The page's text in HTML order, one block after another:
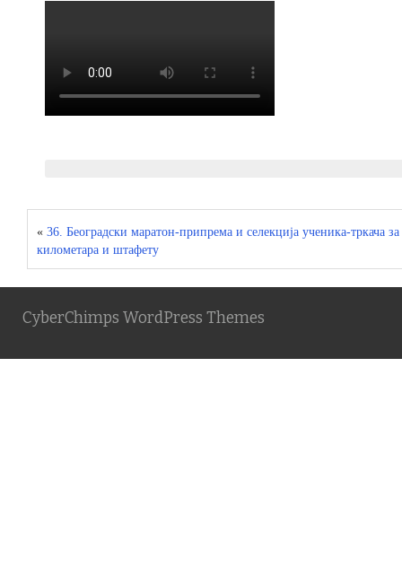
« 36. Београдски маратон-припрема и селекција ученика-тркача за
километара и штафету
CyberChimps WordPress Themes